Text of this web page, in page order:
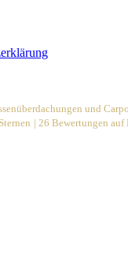
und
Sternen | 26 Bewertungen auf